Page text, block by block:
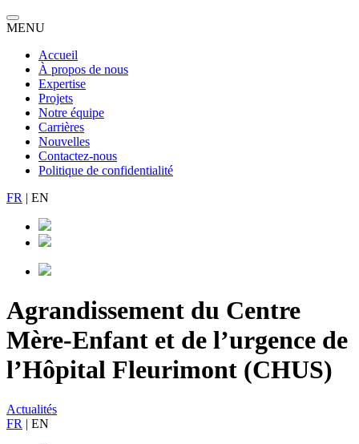
MENU
Accueil
À propos de nous
Expertise
Projets
Notre équipe
Carrières
Nouvelles
Contactez-nous
Politique de confidentialité
FR | EN
Agrandissement du Centre
Mère-Enfant et de l’urgence de
l’Hôpital Fleurimont (CHUS)
Actualités
FR | EN